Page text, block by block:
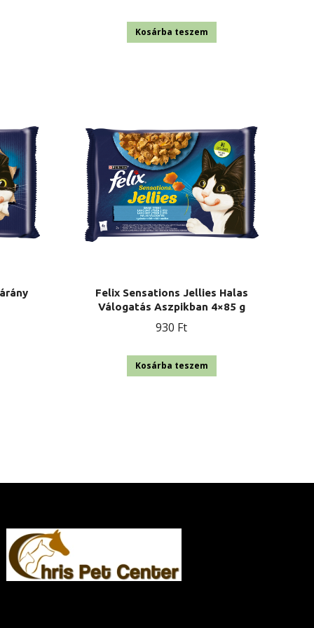
was:
Kosárba teszem
Felix Sensations Jellies Halas
Válogatás Aszpikban 4×85 g
930 Ft
Kosárba teszem